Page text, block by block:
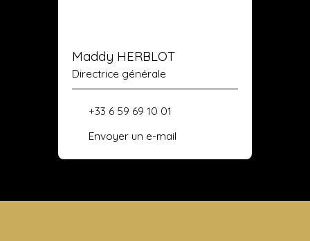
Maddy HERBLOT
Directrice générale
+33 6 59 69 10 01
Envoyer un e-mail